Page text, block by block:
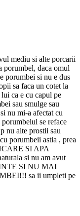
mediu si alte porcarii
porumbel, daca omul
porumbei si nu e dus
sa faca un cotet la
ca e cu capul pe
sau smulge sau
nu mi-a afectat cu
se reface
nu alte prostii sau
porumbeii astia , prea
SI APA
si nu am avut
SI NU MAI
sa ii umpleti pe